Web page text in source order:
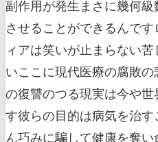
副作用が発生まさに幾何
させることができるんで
ィアは笑いが止まらない
いここに現代医療の腐敗の
の復讐のつる現実は今や
す彼らの目的は病気を治
ん巧みに騙して健康を奪